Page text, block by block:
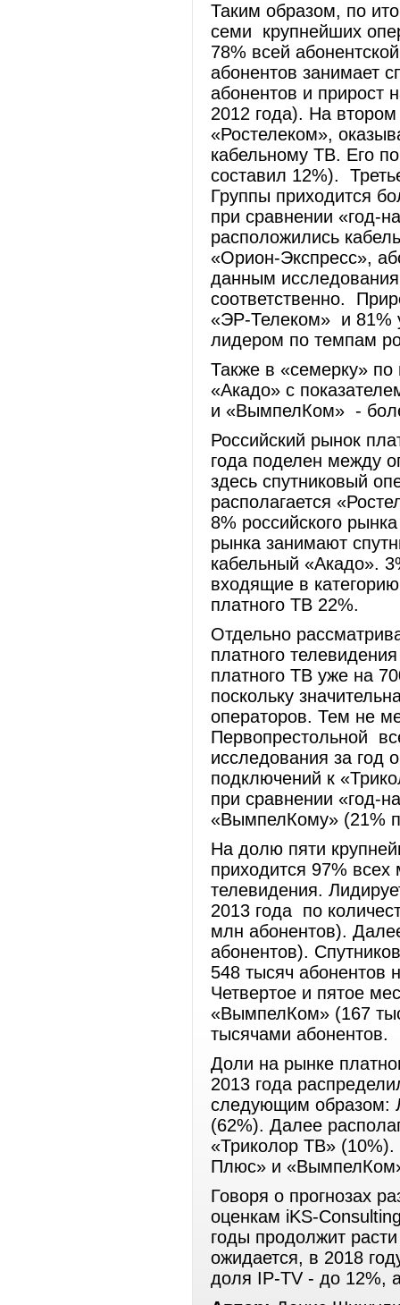
Таким образом, по
семи крупнейших
78% всей
абонентов занимает
абонентов и прирост
2012 года). На
«Ростелеком»,
кабельному ТВ. Его
составил 12%).
Группы приходится
при сравнении «год-
расположились
«Орион-Экспресс»,
данным
соответственно.
«ЭР-Телеком» и 81%
лидером по темпам
Также в «семерку» по
«Акадо» с
и «ВымпелКом» -
Российский рынок
года поделен между
здесь спутниковый
располагается
8% российского
рынка занимают
кабельный «Акадо».
входящие в
платного ТВ 22%.
Отдельно
платного
платного ТВ уже на
поскольку
операторов. Тем не
Первопрестольной
исследования за год
подключений к
при сравнении «год-
«ВымпелКому»
На долю пяти
приходится 97% всех
телевидения.
2013 года по
млн абонентов).
абонентов).
548 тысяч абонентов
Четвертое и пятое
«ВымпелКом» (167
тысячами абонентов.
Доли на рынке
2013 года
следующим образом:
(62%). Далее
«Триколор ТВ»
Плюс» и
Говоря о прогнозах
оценкам iKS-
годы продолжит
ожидается, в 2018
доля IP-TV - до 12%,